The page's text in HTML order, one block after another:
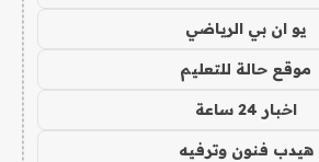
يو ان بي الرياضي
موقع حالة للتعليم
اخبار 24 ساعة
هيدب فنون وترفيه